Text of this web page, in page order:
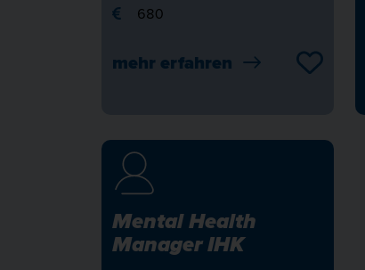
680
mehr erfahren
Mental Health
Manager IHK